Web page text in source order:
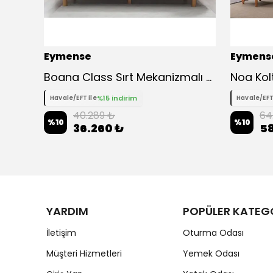
Eymense
Boana Class Sırt Mekanizmalı Üçlü Koltuk Kanepe
Havale/EFT ile%15 indirim
%10 40.289 ₺
36.260 ₺
Noa
Havale/
%10
YARDIM
İletişim
Müşteri Hizmetleri
POPÜLER
Oturma Odası
Yemek Odası